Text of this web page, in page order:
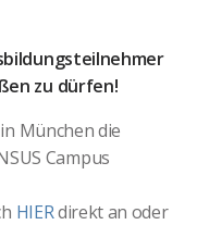
zu dürfen!
München die
Campus
HIERdirekt an oder